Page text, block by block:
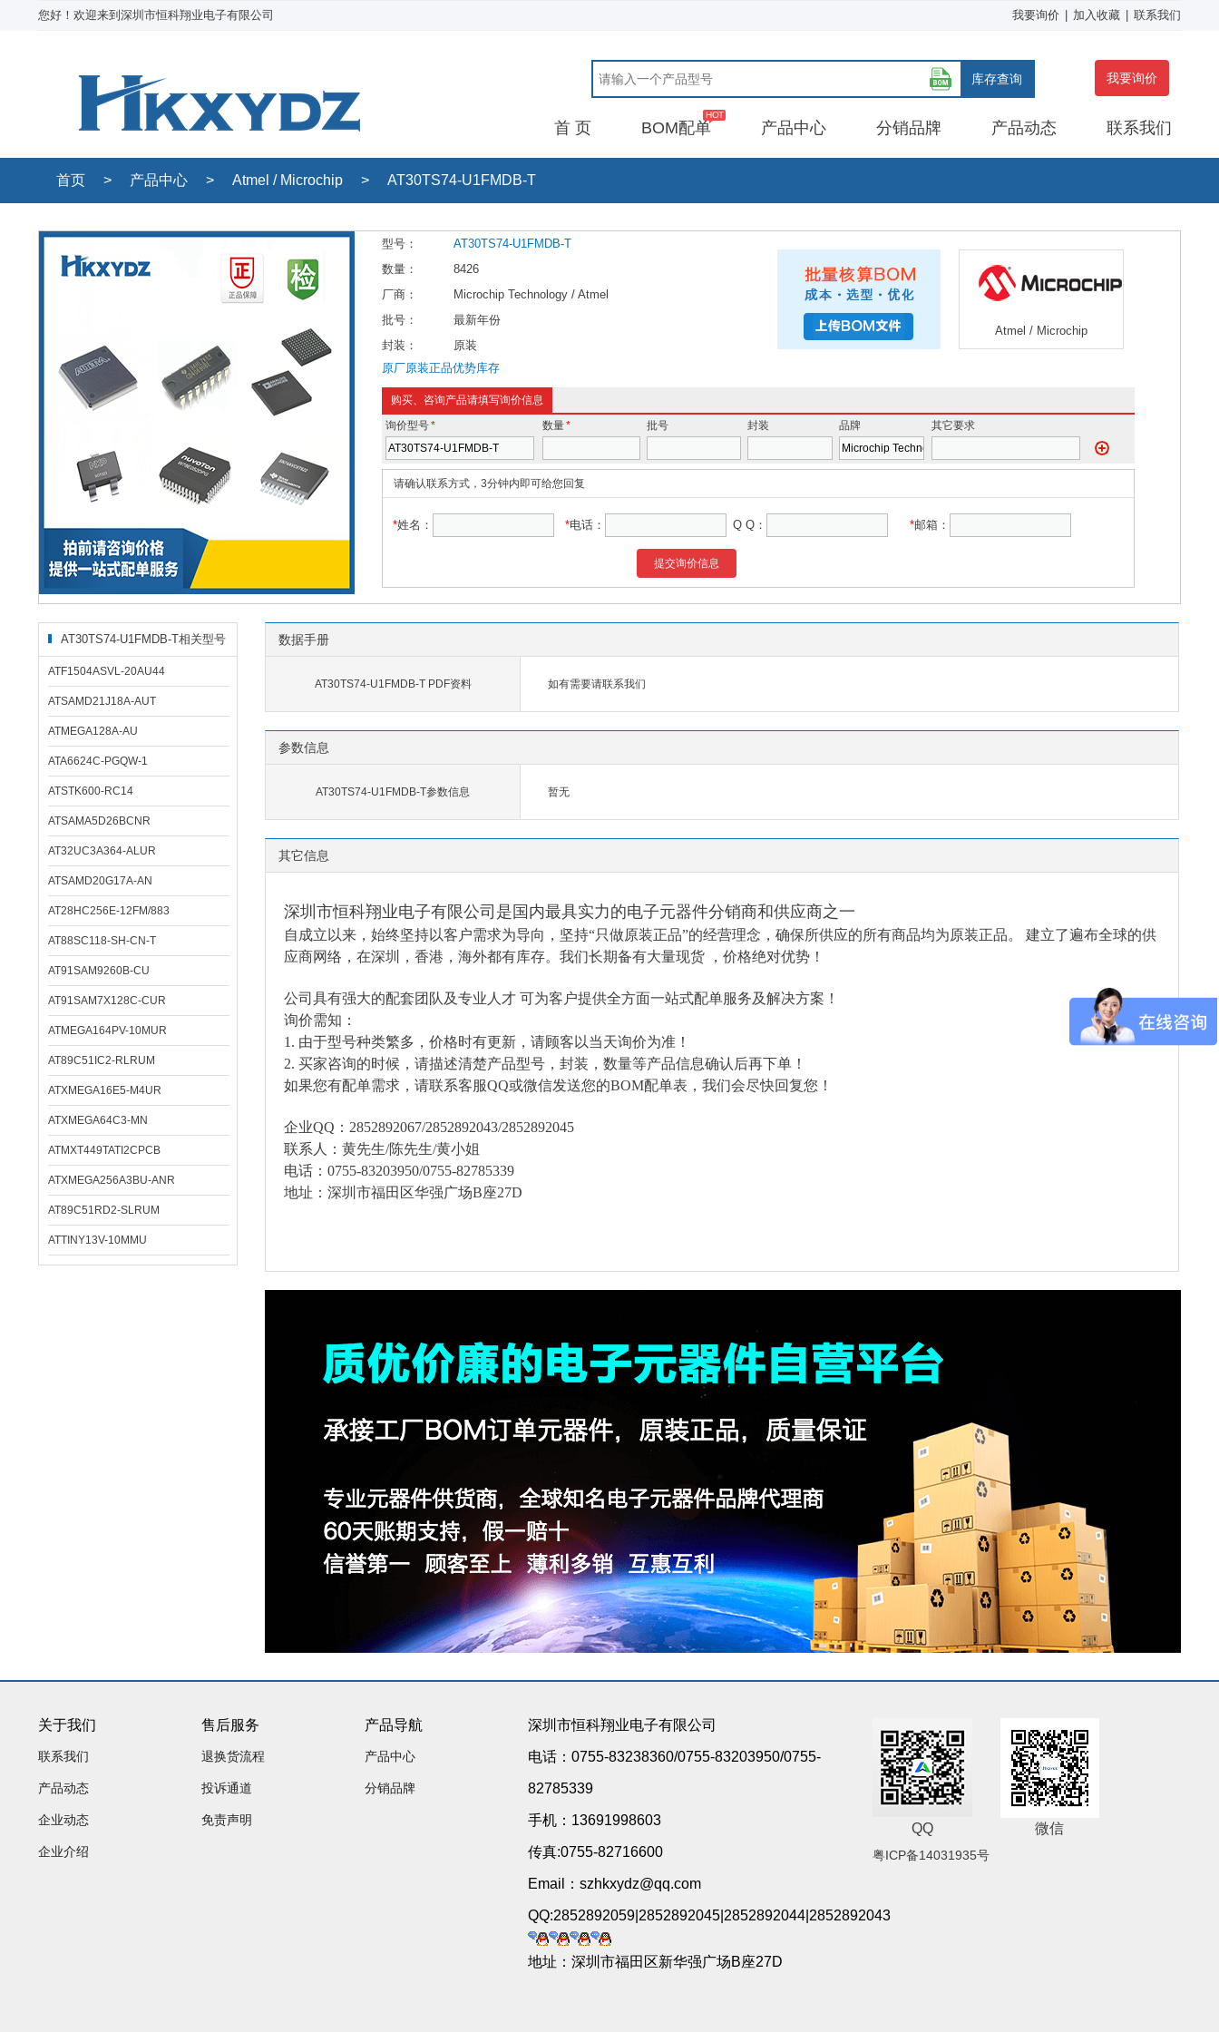
您好！欢迎来到深圳市恒科翔业电子有限公司 我要询价 加入收藏 联系我们
库存查询 我要询价
首 页 BOM配单 产品中心 分销品牌 产品动态 联系我们
首页 > 产品中心 > Atmel / Microchip > AT30TS74-U1FMDB-T
型号：
AT30TS74-U1FMDB-T
数量：
8426
厂商：
Microchip Technology / Atmel
批号：
最新年份
封装：
原装
原厂原装正品优势库存
Atmel / Microchip
购买、咨询产品请填写询价信息
询价型号* 数量* 批号 封装 品牌 其它要求
请确认联系方式，3分钟内即可给您回复
*姓名： *电话： Q Q： *邮箱：
提交询价信息
AT30TS74-U1FMDB-T相关型号
ATF1504ASVL-20AU44
ATSAMD21J18A-AUT
ATMEGA128A-AU
ATA6624C-PGQW-1
ATSTK600-RC14
ATSAMA5D26BCNR
AT32UC3A364-ALUR
ATSAMD20G17A-AN
AT28HC256E-12FM/883
AT88SC118-SH-CN-T
AT91SAM9260B-CU
AT91SAM7X128C-CUR
ATMEGA164PV-10MUR
AT89C51IC2-RLRUM
ATXMEGA16E5-M4UR
ATXMEGA64C3-MN
ATMXT449TATI2CPCB
ATXMEGA256A3BU-ANR
AT89C51RD2-SLRUM
ATTINY13V-10MMU
数据手册
AT30TS74-U1FMDB-T PDF资料 如有需要请联系我们
参数信息
AT30TS74-U1FMDB-T参数信息 暂无
其它信息
深圳市恒科翔业电子有限公司是国内最具实力的电子元器件分销商和供应商之一
自成立以来，始终坚持以客户需求为导向，坚持“只做原装正品”的经营理念，确保所供应的所有商品均为原装正品。 建立了遍布全球的供
应商网络，在深圳，香港，海外都有库存。我们长期备有大量现货 ，价格绝对优势！
公司具有强大的配套团队及专业人才 可为客户提供全方面一站式配单服务及解决方案！
询价需知：
1. 由于型号种类繁多，价格时有更新，请顾客以当天询价为准！
2. 买家咨询的时候，请描述清楚产品型号，封装，数量等产品信息确认后再下单！
如果您有配单需求，请联系客服QQ或微信发送您的BOM配单表 ，我们会尽快回复您！
企业QQ：2852892067/2852892043/2852892045
联系人：黄先生/陈先生/黄小姐
电话： 0755-83203950/0755-82785339
地址：深圳市福田区华强广场B座27D
关于我们
联系我们
产品动态
企业动态
企业介绍
售后服务
退换货流程
投诉通道
免责声明
产品导航
产品中心
分销品牌
深圳市恒科翔业电子有限公司
电话：0755-83238360/0755-83203950/0755-
82785339
手机：13691998603
传真:0755-82716600
Email：szhkxydz@qq.com
QQ:2852892059|2852892045|2852892044|2852892043
地址：深圳市福田区新华强广场B座27D
QQ 微信
粤ICP备14031935号